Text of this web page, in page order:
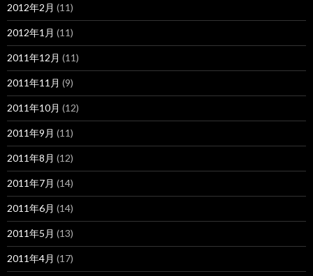
2012年2月 (11)
2012年1月 (11)
2011年12月 (11)
2011年11月 (9)
2011年10月 (12)
2011年9月 (11)
2011年8月 (12)
2011年7月 (14)
2011年6月 (14)
2011年5月 (13)
2011年4月 (17)